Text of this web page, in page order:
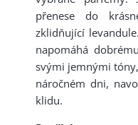
přenese do
zklidňující
napomáhá
svými jemnými
náročném dni,
klidu.